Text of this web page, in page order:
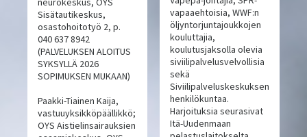
Sisätautikeskus,
osastohoitotyö 2, p.
040 637 8942
(PALVELUKSEN ALOITUS
SYKSYLLÄ 2026
SOPIMUKSEN MUKAAN)
Paakki-Tiainen Kaija,
vastuuyksikköpäällikkö;
OYS Aistielinsairauksien
vapaaehtoisia, WWF:n
öljyntorjuntajoukkojen
kouluttajia,
koulutusjaksolla olevia
siviilipalvelusvelvollisia
sekä
Siviilipalveluskeskuksen
henkilökuntaa.
Harjoituksia seurasivat
Itä-Uudenmaan